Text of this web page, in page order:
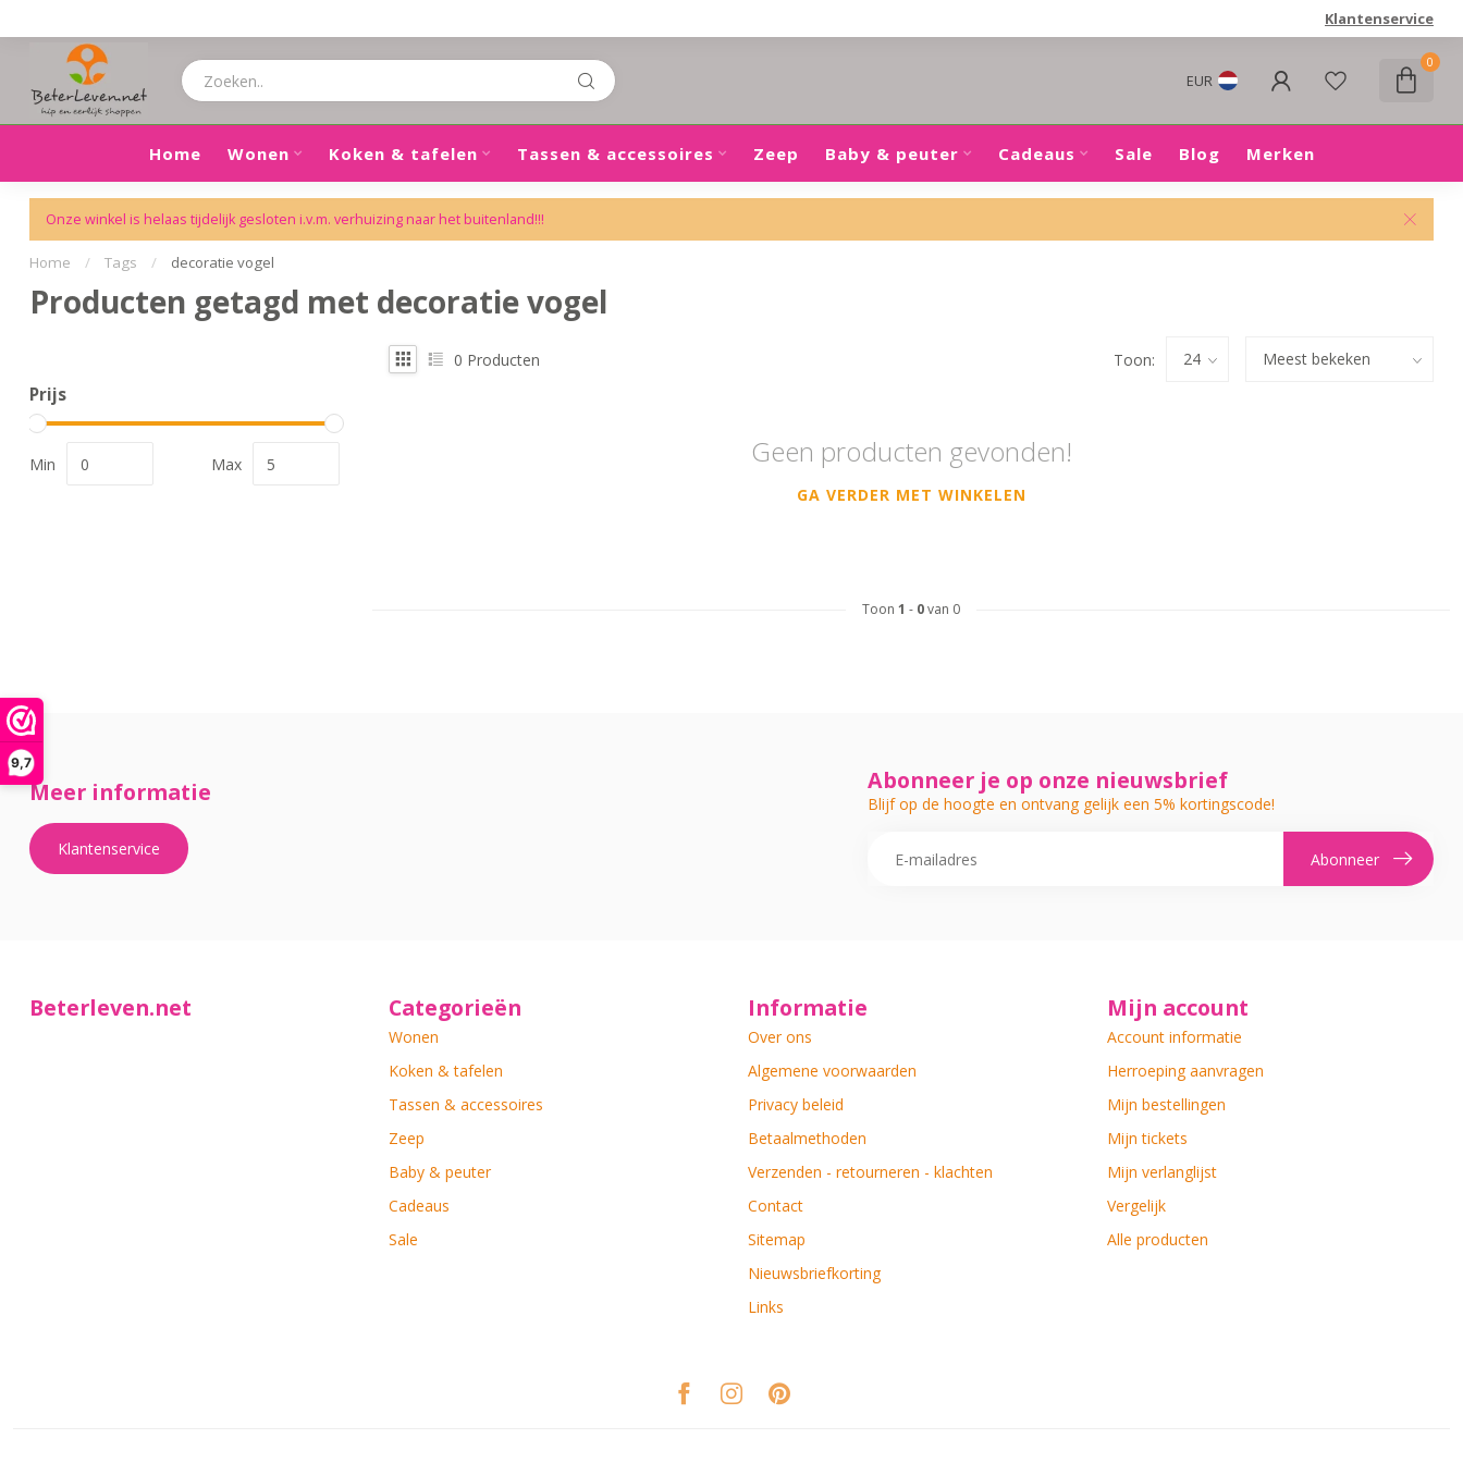
9,7
Klantenservice
EUR
0
Home Wonen Koken & tafelen Tassen & accessoires Zeep Baby & peuter Cadeaus Sale Blog Merken
Onze winkel is helaas tijdelijk gesloten i.v.m. verhuizing naar het buitenland!!!
Home / Tags / decoratie vogel
Producten getagd met decoratie vogel
Prijs
Min Max
0 Producten Toon:
Geen producten gevonden!
GA VERDER MET WINKELEN
Toon 1 - 0van 0
Meer informatie
Klantenservice
Abonneer je op onze nieuwsbrief
Blijf op de hoogte en ontvang gelijk een 5% kortingscode!
Abonneer
Beterleven.net Categorieën
Wonen
Koken & tafelen
Tassen & accessoires
Zeep
Baby & peuter
Cadeaus
Sale
Informatie
Over ons
Algemene voorwaarden
Privacy beleid
Betaalmethoden
Verzenden - retourneren - klachten
Contact
Sitemap
Nieuwsbriefkorting
Links
Mijn account
Account informatie
Herroeping aanvragen
Mijn bestellingen
Mijn tickets
Mijn verlanglijst
Vergelijk
Alle producten